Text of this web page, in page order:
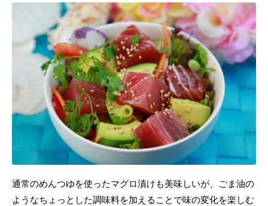
通常のめんつゆを使ったマグロ漬けも美味しいが、ごま油の
ようなちょっとした調味料を加えることで味の変化を楽しむ